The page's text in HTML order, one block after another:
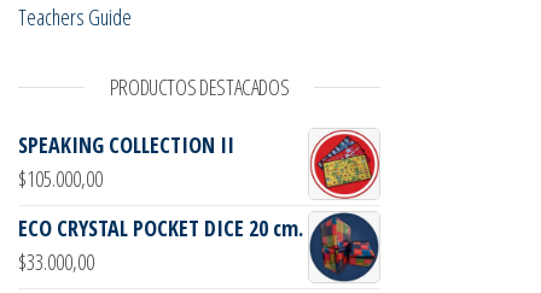
Teachers Guide
PRODUCTOS DESTACADOS
SPEAKING COLLECTION II
$105.000,00
ECO CRYSTAL POCKET DICE 20 cm.
$33.000,00